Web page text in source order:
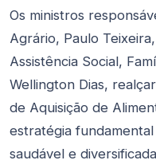
Os ministros
Agrário, Paulo
Assistência Social,
Wellington Dias,
de Aquisição de
estratégia
saudável e